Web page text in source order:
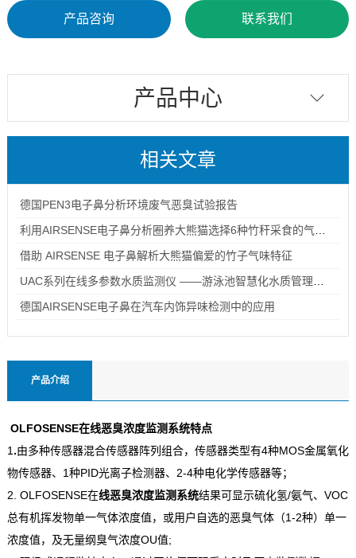
产品咨询 联系我们
产品中心
相关文章
德国PEN3电子鼻分析环境废气恶臭试验报告
借助 AIRSENSE 电子鼻解析大熊猫偏爱的竹子气味特征
德国AIRSENSE电子鼻在汽车内饰异味检测中的应用
产品介绍
OLFOSENSE在线恶臭浓度监测系统特点
1 .由多种传感器混合传感器阵列组合，传感器类型有4种MOS金属氧化
物传感器、1种PID光离子检测器、2-4种电化学传感器等；
2. OLFOSENSE在线恶臭浓度监测系统结果可显示硫化氢/氨气、VOC
总有机挥发物单一气体浓度值，或用户自选的恶臭气体（1-2种）单一
浓度值，及无量纲臭气浓度OU值;